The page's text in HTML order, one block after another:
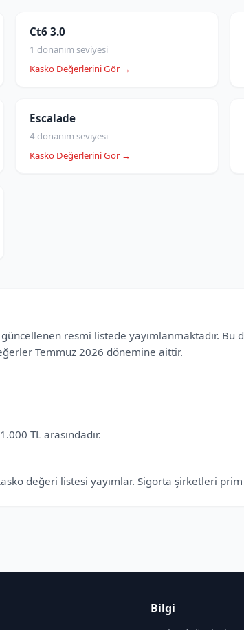
Ct6 3.0
1 donanım seviyesi
Kasko Değerlerini Gör →
Escalade
4 donanım seviyesi
Kasko Değerlerini Gör →
resmi listede yayımlanmaktadır.
Temmuz 2026 dönemine aittir.
TL arasındadır.
değeri listesi yayımlar. Sigorta şirketleri prim
Bilgi